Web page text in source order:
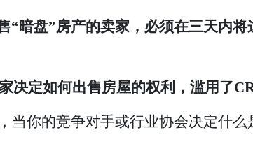
“暗盘”房产的卖家，必须在三天内
决定如何出售房屋的权利，滥用了
当你的竞争对手或行业协会决定什